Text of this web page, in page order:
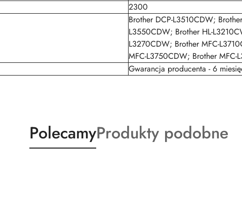
2300
Brother DCP-L3510CDW;
L3550CDW; Brother HL-
L3270CDW; Brother MFC-
MFC-L3750CDW; Brother MFC-
Gwarancja producenta - 6
Produkty
o
PolecamyProdukty
o
Produkty podobne